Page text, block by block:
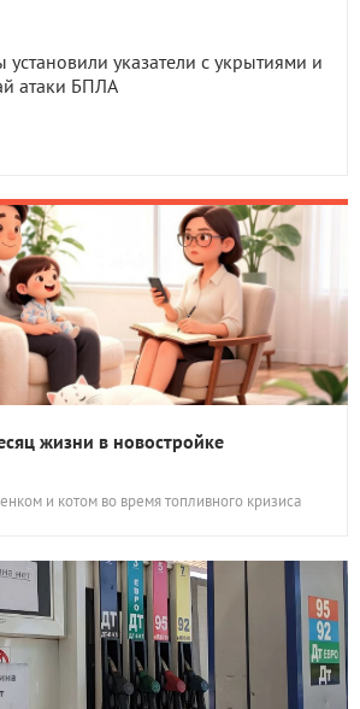
указатели с укрытиями и
атаки БПЛА
жизни в новостройке
и котом во время топливного кризиса